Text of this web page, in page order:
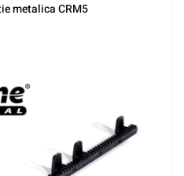
metalica CRM5